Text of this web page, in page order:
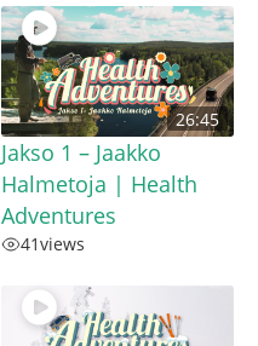
26:45
Jakso 1 – Jaakko
Halmetoja | Health
Adventures
41views